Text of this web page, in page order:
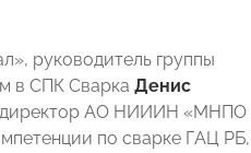
руководитель группы
в СПК Сварка Денис
директор АО НИИИН «МНПО
по сварке ГАЦ РБ,